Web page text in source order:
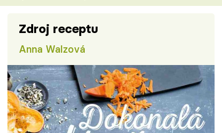
Zdroj receptu
Anna Walzová